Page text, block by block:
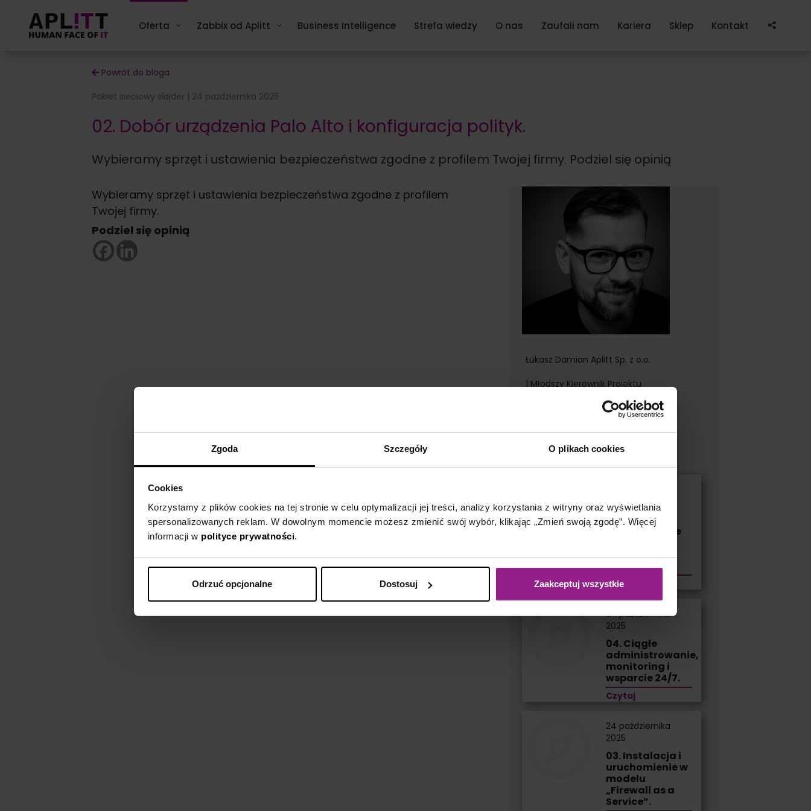
Zgoda Szczegóły O plikach cookies
Cookies
Korzystamy z plików cookies na tej stronie w celu optymalizacji jej treści, analizy korzystania z witryny oraz wyświetlania
spersonalizowanych reklam. W dowolnym momencie możesz zmienić swój wybór, klikając „Zmień swoją zgodę”. Więcej
informacji w polityce prywatności.
Odrzuć opcjonalne Dostosuj Zaakceptuj wszystkie
content
Oferta Zabbix od Aplitt Business Intelligence Strefa wiedzy O nas Zaufali nam Kariera Sklep Kontakt
Powrót do bloga
Pakiet sieciowy slajder | 24 października 2025
02. Dobór urządzenia Palo Alto i konfiguracja polityk.
Wybieramy sprzęt i ustawienia bezpieczeństwa zgodne z profilem Twojej firmy. Podziel się opinią
Wybieramy sprzęt i ustawienia bezpieczeństwa zgodne z profilem
Twojej firmy.
Podziel się opinią
Łukasz Damian Aplitt Sp. z o.o.
| Młodszy Kierownik Projektu
Zobacz również
2025
05. Raporty i
rekomendacje
zawsze na
bieżąco.
Czytaj
24 października
2025
04. Ciągłe
administrowanie,
monitoring i
wsparcie 24/7.
Czytaj
24 października
2025
03. Instalacja i
uruchomienie w
modelu
„Firewall as a
Service”.